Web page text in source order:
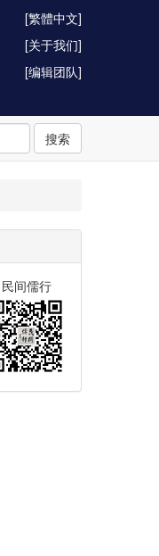
[繁體中文]
[关于我们]
[编辑团队]
搜索
民间儒行